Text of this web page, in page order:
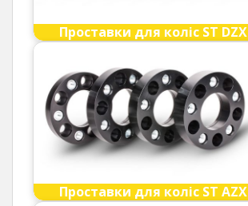
Проставки для коліс ST DZX
Проставки для коліс ST AZX